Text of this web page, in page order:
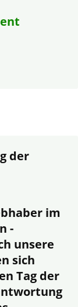
der
im
-
unsere
sich
Tag der